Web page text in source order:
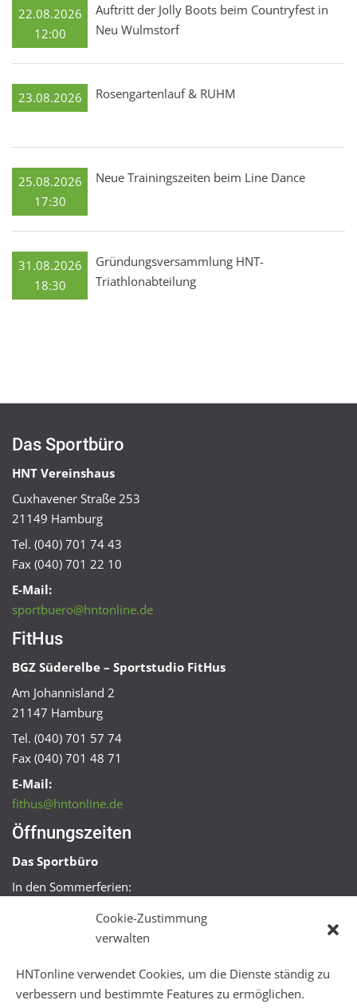
Cookie-Zustimmung
verwalten
HNTonline verwendet Cookies, um die Dienste ständig zu
verbessern und bestimmte Features zu ermöglichen.
22.08.2026
12:00
Auftritt der Jolly Boots beim Countryfest in
Neu Wulmstorf
23.08.2026 Rosengartenlauf & RUHM
25.08.2026
17:30
Neue Trainingszeiten beim Line Dance
31.08.2026
18:30
Gründungsversammlung HNT-
Triathlonabteilung
Das Sportbüro
HNT Vereinshaus
Cuxhavener Straße 253
21149 Hamburg
Tel. (040) 701 74 43
Fax (040) 701 22 10
E-Mail:
sportbuero@hntonline.de
FitHus
BGZ Süderelbe – Sportstudio FitHus
Am Johannisland 2
21147 Hamburg
Tel. (040) 701 57 74
Fax (040) 701 48 71
E-Mail:
fithus@hntonline.de
Öffnungszeiten
Das Sportbüro
In den Sommerferien:
Mo + Mi 16:00 – 18:00 Uhr
Mo – Fr 08:00 – 22:00 Uhr
Sa + So 10:00 – 18:00 Uhr